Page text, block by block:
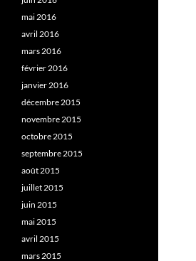
mai 2016
avril 2016
mars 2016
février 2016
janvier 2016
décembre 2015
novembre 2015
octobre 2015
septembre 2015
août 2015
juillet 2015
juin 2015
mai 2015
avril 2015
mars 2015